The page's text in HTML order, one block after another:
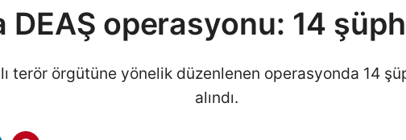
operasyonu: 14
terör örgütüne yönelik düzenlenen operasyonda 14
alındı.